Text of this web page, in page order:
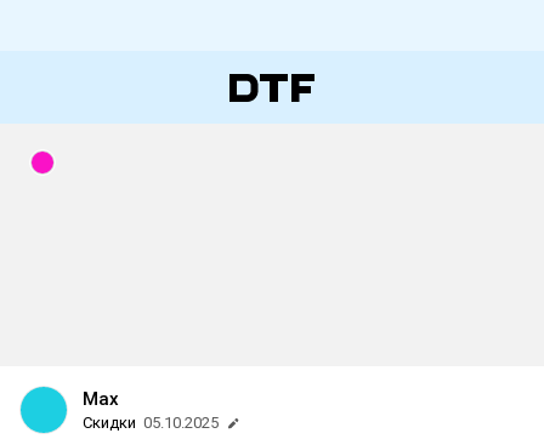
Max
Скидки 05.10.2025